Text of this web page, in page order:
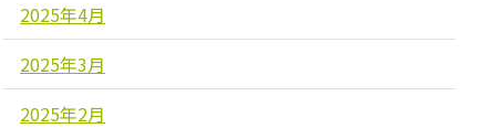
2025年4月
2025年3月
2025年2月